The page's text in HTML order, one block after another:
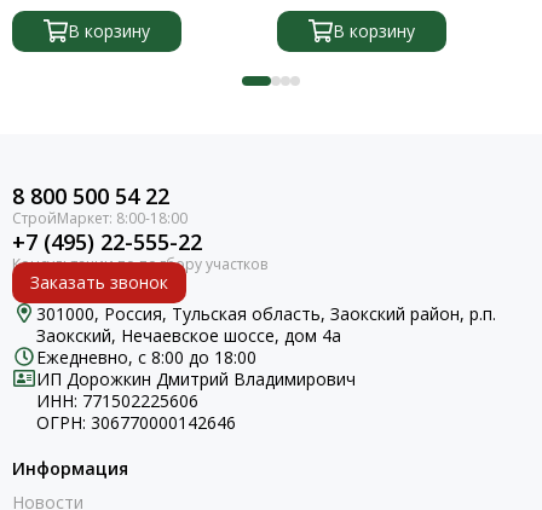
В корзину
В корзину
8 800 500 54 22
+7 (495) 22-555-22
Заказать звонок
301000, Россия, Тульская область, Заокский район, р.п.
Заокский, Нечаевское шоссе, дом 4а
Ежедневно, с 8:00 до 18:00
ИП Дорожкин Дмитрий Владимирович
ИНН: 771502225606
ОГРН: 306770000142646
Информация
Новости